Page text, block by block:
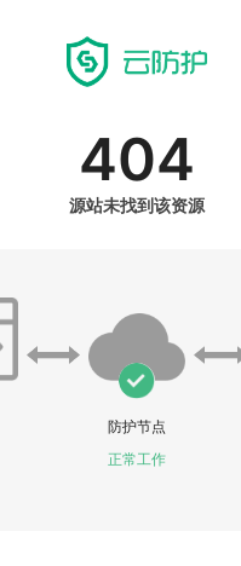
404
源站未找到该资源
防护节点
正常工作